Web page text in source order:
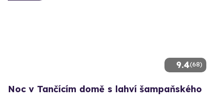
9.4(68)
Noc v Tančícím domě s lahví šampaňského